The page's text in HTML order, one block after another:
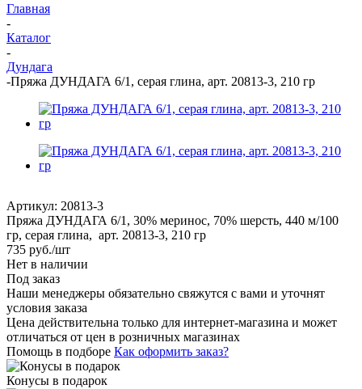
Главная
-
Каталог
-
Дундага
-Пряжа ДУНДАГА 6/1, серая глина, арт. 20813-3, 210 гр
Артикул: 20813-3
Пряжа ДУНДАГА 6/1, 30% меринос, 70% шерсть, 440 м/100
гр, серая глина, арт. 20813-3, 210 гр
735 руб./шт
Нет в наличии
Под заказ
Наши менеджеры обязательно свяжутся с вами и уточнят
условия заказа
Цена действительна только для интернет-магазина и может
отличаться от цен в розничных магазинах
Помощь в подборе Как оформить заказ?
Конусы в подарок